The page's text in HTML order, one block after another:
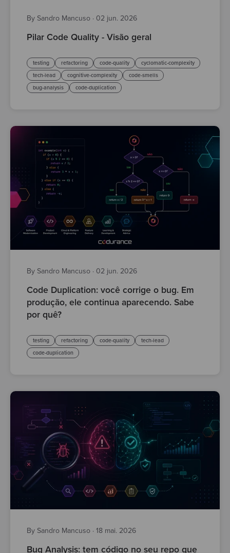
By Sandro Mancuso · 02 jun. 2026
Pilar Code Quality - Visão geral
testing refactoring code-quality
cyclomatic-complexity
tech-lead
cognitive-complexity
code-smells
bug-analysis
code-duplication
By Sandro Mancuso · 02 jun. 2026
Code Duplication: você corrige o bug. Em
produção, ele continua aparecendo. Sabe
por quê?
testing refactoring code-quality
tech-lead
code-duplication
By Sandro Mancuso · 18 mai. 2026
Bug Analysis: tem código no seu repo que